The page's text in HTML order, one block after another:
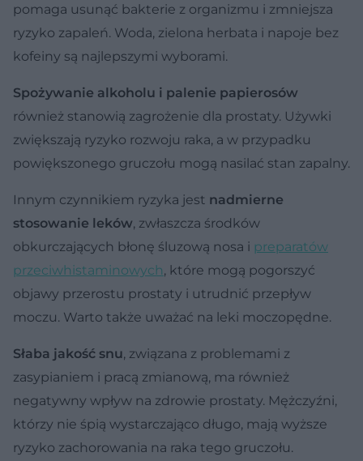
pomaga usunąć bakterie z organizmu i zmniejsza
ryzyko zapaleń. Woda, zielona herbata i napoje bez
kofeiny są najlepszymi wyborami.
Spożywanie alkoholu i palenie papierosów
również stanowią zagrożenie dla prostaty. Używki
zwiększają ryzyko rozwoju raka, a w przypadku
powiększonego gruczołu mogą nasilać stan zapalny.
Innym czynnikiem ryzyka jest nadmierne
stosowanie leków, zwłaszcza środków
obkurczających błonę śluzową nosa i preparatów
przeciwhistaminowych, które mogą pogorszyć
objawy przerostu prostaty i utrudnić przepływ
moczu. Warto także uważać na leki moczopędne.
Słaba jakość snu, związana z problemami z
zasypianiem i pracą zmianową, ma również
negatywny wpływ na zdrowie prostaty. Mężczyźni,
którzy nie śpią wystarczająco długo, mają wyższe
ryzyko zachorowania na raka tego gruczołu.